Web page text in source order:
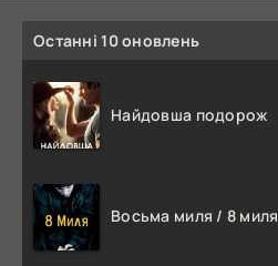
Останні 10 оновлень
Найдовша подорож
Восьма миля / 8 миля